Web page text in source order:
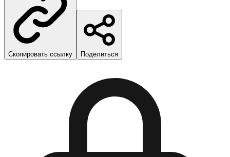
Скопировать ссылку Поделиться